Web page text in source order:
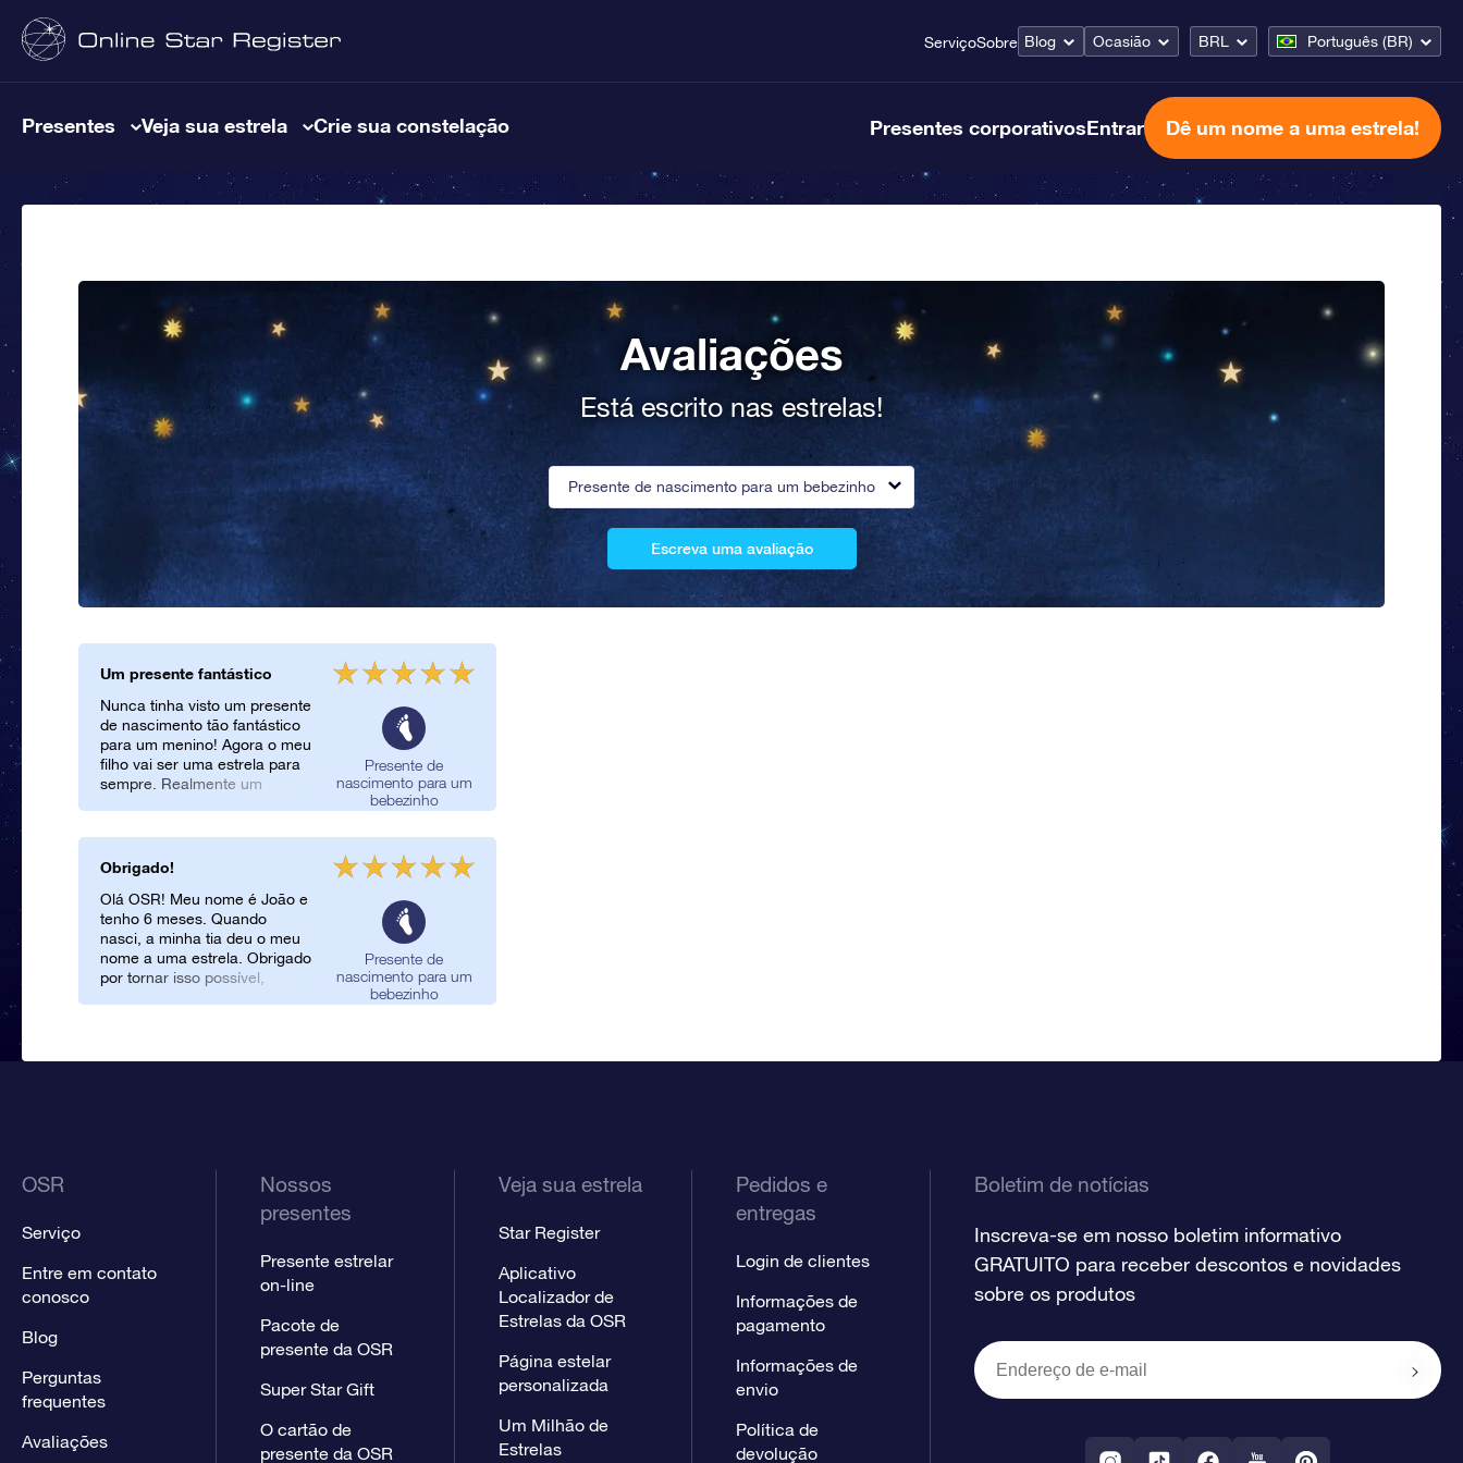
ServiçoSobre Blog Ocasião BRL Português (BR)
Presentes Veja sua estrela Crie sua constelação Presentes corporativosEntrar Dê um nome a uma estrela!
Avaliações
Está escrito nas estrelas!
Presente de nascimento para um bebezinho
Escreva uma avaliação
Um presente fantástico
Nunca tinha visto um presente
de nascimento tão fantástico
para um menino! Agora o meu
filho vai ser uma estrela para
sempre. Realmente um
Presente de
nascimento para um
bebezinho
Obrigado!
Olá OSR! Meu nome é João e
tenho 6 meses. Quando
nasci, a minha tia deu o meu
nome a uma estrela. Obrigado
por tornar isso possível,
Presente de
nascimento para um
bebezinho
OSR
Serviço
Entre em contato
conosco
Blog
Perguntas
frequentes
Avaliações
Nossos
presentes
Presente estrelar
on-line
Pacote de
presente da OSR
Super Star Gift
O cartão de
presente da OSR
Veja sua estrela
Star Register
Aplicativo
Localizador de
Estrelas da OSR
Página estelar
personalizada
Um Milhão de
Estrelas
Pedidos e
entregas
Login de clientes
Informações de
pagamento
Informações de
envio
Política de
devolução
Boletim de notícias
Inscreva-se em nosso boletim informativo
GRATUITO para receber descontos e novidades
sobre os produtos